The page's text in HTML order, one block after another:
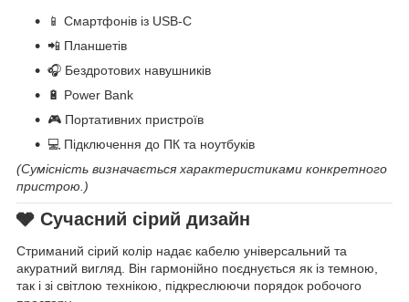
📱 Смартфонів із USB-C
📲 Планшетів
🎧 Бездротових навушників
🔋 Power Bank
🎮 Портативних пристроїв
💻 Підключення до ПК та ноутбуків
(Сумісність визначається характеристиками конкретного
пристрою.)
🩶 Сучасний сірий дизайн
Стриманий сірий колір надає кабелю універсальний та
акуратний вигляд. Він гармонійно поєднується як із темною,
так і зі світлою технікою, підкреслюючи порядок робочого